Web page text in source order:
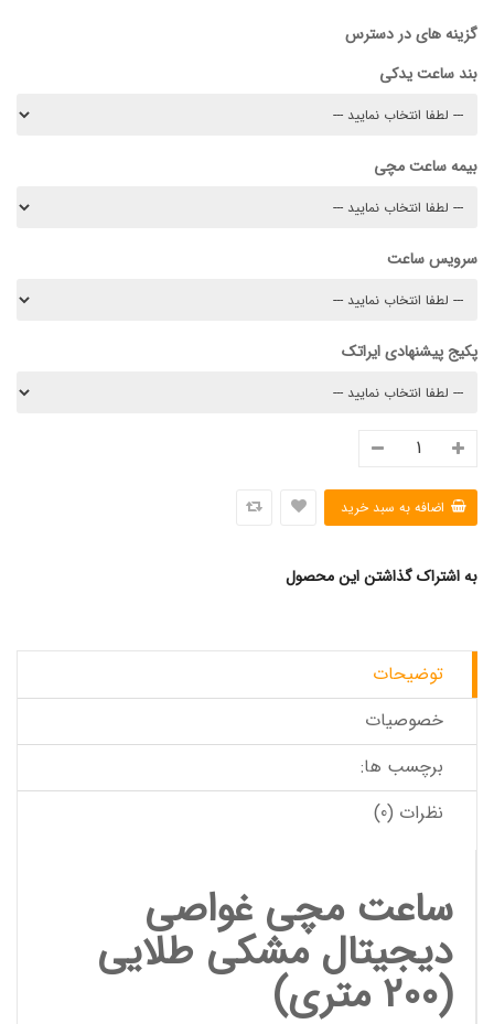
گزینه های در دسترس
بند ساعت یدکی
بیمه ساعت مچی
سرویس ساعت
پکیج پیشنهادی ایراتک
به اشتراک گذاشتن این محصول
توضیحات
خصوصیات
برچسب ها:
نظرات (0)
ساعت مچی غواصی
دیجیتال مشکی طلایی
(200 متری)